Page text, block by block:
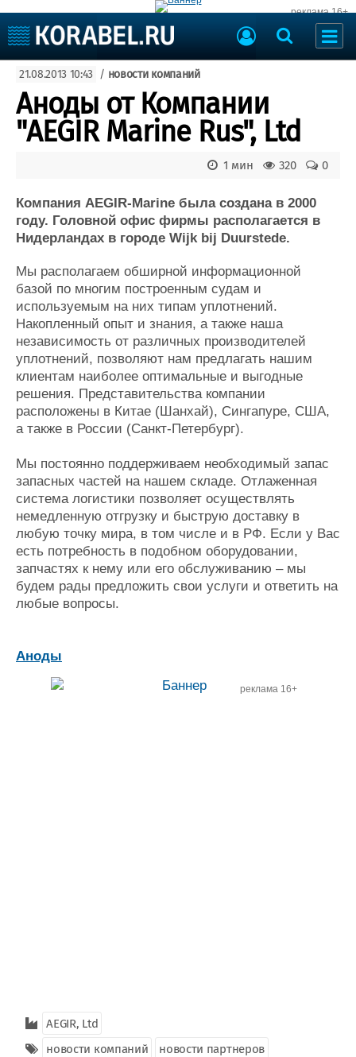
реклама 16+
Судоходство
Судоремонт
События
Пресс-релизы
Порты
Еще
Судостроение
Новости
Компании
Репутация
Работа
Крюинг
Реклама
Торговая площадка
Продажа флота
Оборудование
Изделия
Материалы
Услуги
Конференции
Выставки и семинары
Личности
Словарь
Флот
Галерея флота
Форум
Отзывы
Все службы
21.08.2013 10:43 / новости компаний
Аноды от Компании
"AEGIR Marine Rus", Ltd
0
320
1 мин
Компания AEGIR-Marine была создана в 2000
году. Головной офис фирмы располагается в
Нидерландах в городе Wijk bij Duurstede.
Мы располагаем обширной информационной
базой по многим построенным судам и
используемым на них типам уплотнений.
Накопленный опыт и знания, а также наша
независимость от различных производителей
уплотнений, позволяют нам предлагать нашим
клиентам наиболее оптимальные и выгодные
решения. Представительства компании
расположены в Китае (Шанхай), Сингапуре, США,
а также в России (Санкт-Петербург).
Мы постоянно поддерживаем необходимый запас
запасных частей на нашем складе. Отлаженная
система логистики позволяет осуществлять
немедленную отгрузку и быструю доставку в
любую точку мира, в том числе и в РФ. Если у Вас
есть потребность в подобном оборудовании,
запчастях к нему или его обслуживанию – мы
будем рады предложить свои услуги и ответить на
любые вопросы.
Аноды
реклама 16+
AEGIR, Ltd
новости компаний
новости партнеров